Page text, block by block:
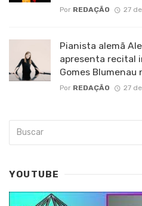
Por REDAÇÃO 27
Pianista alemã
apresenta recital
Gomes
Por REDAÇÃO 27
YOUTUBE